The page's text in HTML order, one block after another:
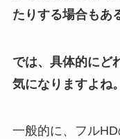
たりする場合もあ
では、具体的にど
気になりますよね。
一般的に、フル